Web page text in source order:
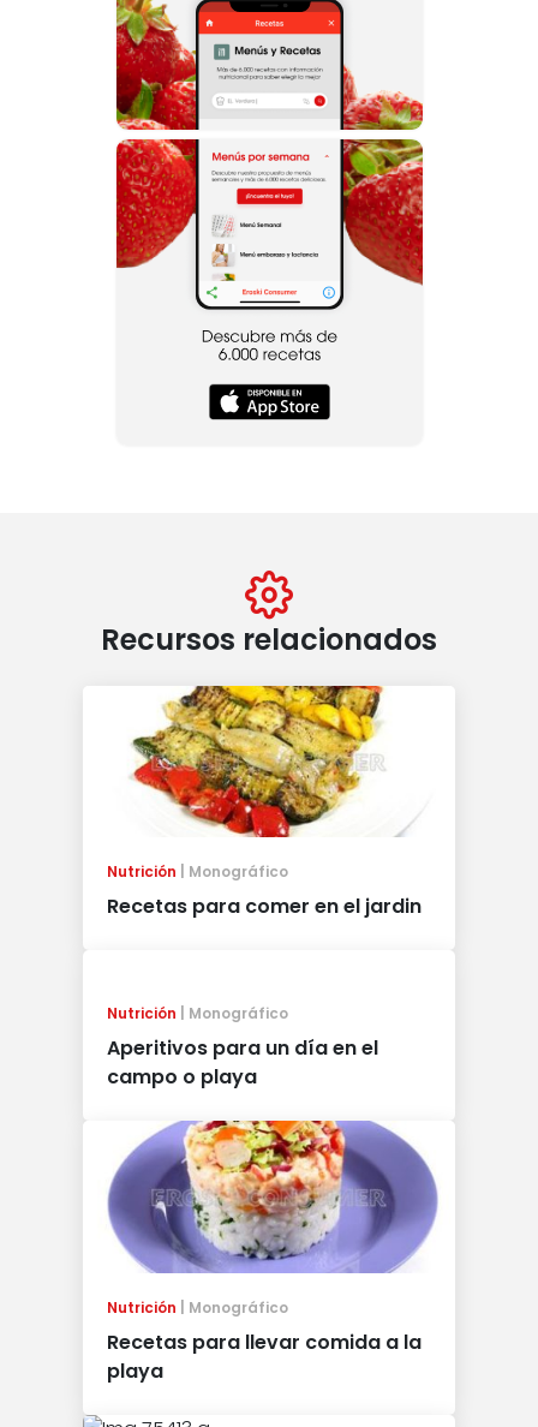
Recursos relacionados
Nutrición Monográfico
Recetas para comer en el jardin
Nutrición Monográfico
Aperitivos para un día en el
campo o playa
Nutrición Monográfico
Recetas para llevar comida a la
playa